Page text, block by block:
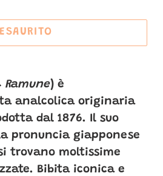
ESAURITO
Ramune) è
analcolica originaria
dal 1876. Il suo
pronuncia giapponese
trovano moltissime
Bibita iconica e